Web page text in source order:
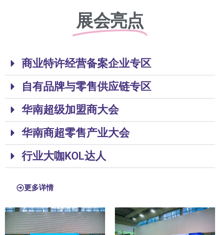
展会亮点
商业特许经营备案企业专区
自有品牌与零售供应链专区
华南超级加盟商大会
华南商超零售产业大会
行业大咖KOL达人
更多详情